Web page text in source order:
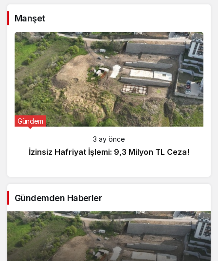
Manşet
Gündem
3 ay önce
İzinsiz Hafriyat İşlemi: 9,3 Milyon TL Ceza!
Gündemden Haberler